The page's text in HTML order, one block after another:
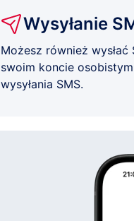
Wysyłanie
Możesz również
swoim koncie
wysyłania SMS.